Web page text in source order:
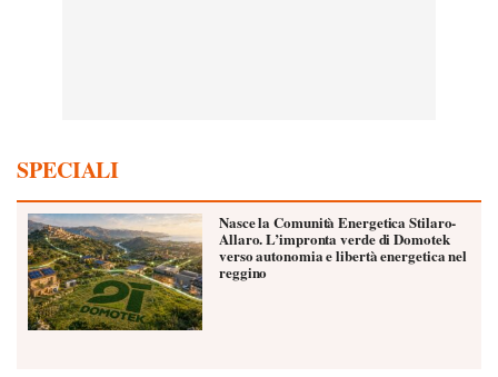
SPECIALI
Nasce la Comunità Energetica Stilaro-
Allaro. L’impronta verde di Domotek
verso autonomia e libertà energetica nel
reggino